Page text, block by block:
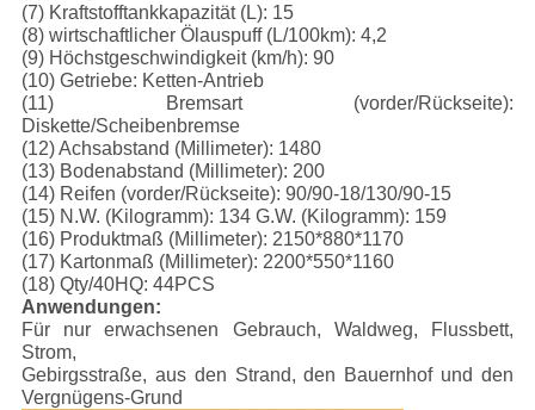
(7) Kraftstofftankkapazität (L): 15
(8) wirtschaftlicher Ölauspuff (L/100km): 4,2
(9) Höchstgeschwindigkeit (km/h): 90
(10) Getriebe: Ketten-Antrieb
(11) Bremsart (vorder/Rückseite):
Diskette/Scheibenbremse
(12) Achsabstand (Millimeter): 1480
(13) Bodenabstand (Millimeter): 200
(14) Reifen (vorder/Rückseite): 90/90-18/130/90-15
(15) N.W. (Kilogramm): 134 G.W. (Kilogramm): 159
(16) Produktmaß (Millimeter): 2150*880*1170
(17) Kartonmaß (Millimeter): 2200*550*1160
(18) Qty/40HQ: 44PCS
Anwendungen:
Für nur erwachsenen Gebrauch, Waldweg, Flussbett,
Strom,
Gebirgsstraße, aus den Strand, den Bauernhof und den
Vergnügens-Grund